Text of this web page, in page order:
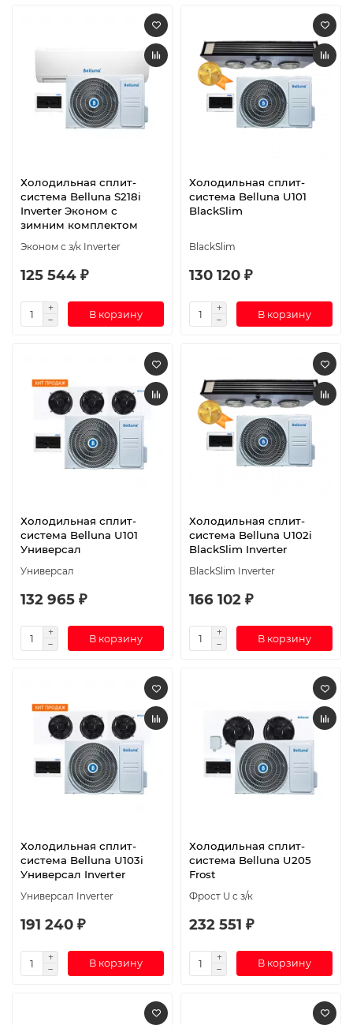
Холодильная сплит-
система Belluna S218i
Inverter Эконом с
зимним комплектом
Эконом с з/к Inverter
125 544 ₽
В корзину
Холодильная сплит-
система Belluna U101
BlackSlim
BlackSlim
130 120 ₽
В корзину
Холодильная сплит-
система Belluna U101
Универсал
Универсал
132 965 ₽
В корзину
Холодильная сплит-
система Belluna U102i
BlackSlim Inverter
BlackSlim Inverter
166 102 ₽
В корзину
Холодильная сплит-
система Belluna U103i
Универсал Inverter
Универсал Inverter
191 240 ₽
В корзину
Холодильная сплит-
система Belluna U205
Frost
Фрост U с з/к
232 551 ₽
В корзину